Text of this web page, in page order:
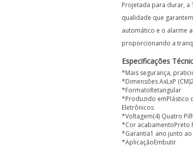
Projetada para durar, a
qualidade que
automático e o alarme
proporcionando a
Especificações
*Mais segurança,
*Dimensões AxLxP
*FormatoRetangular
*Produzido emPlástico
Eletrônicos
*Voltagem(4) Quatro
*Cor acabamentoPreto
*Garantia1 ano junto
*AplicaçãoEmbutir